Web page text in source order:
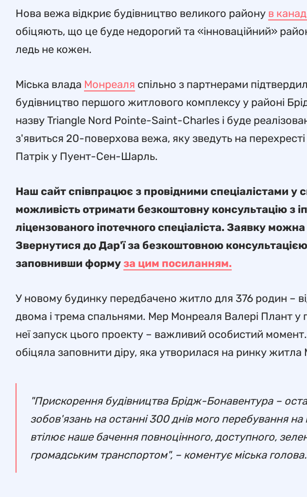
Нова вежа відкриє будівництво великого району в
обіцяють, що це буде недорогий та «інноваційний»
ледь не кожен.
Міська влада Монреаля спільно з партнерами
будівництво першого житлового комплексу у районі
назву Triangle Nord Pointe-Saint-Charles і буде
з'явиться 20-поверхова вежа, яку зведуть на
Патрік у Пуент-Сен-Шарль.
Наш сайт співпрацює з провідними спеціалістами у
можливість отримати безкоштовну консультацію з
ліцензованого іпотечного спеціаліста. Заявку
Звернутися до Дар'ї за безкоштовною
заповнивши форму за цим посиланням.
У новому будинку передбачено житло для 376 родин –
двома і трема спальнями. Мер Монреаля Валері Плант у
неї запуск цього проекту – важливий особистий
обіцяла заповнити діру, яка утворилася на ринку
"Прискорення будівництва Брідж-Бонавентура –
зобов'язань на останні 300 днів мого перебування
втілює наше бачення повноцінного, доступного,
громадським транспортом", – коментує міська голова.